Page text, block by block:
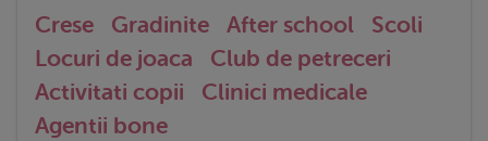
Crese Gradinite After school
Scoli
Locuri de joaca
Club de petreceri
Activitati copii
Clinici medicale
Agentii bone